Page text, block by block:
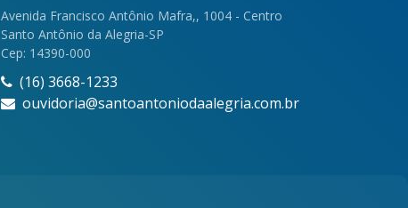
Avenida Francisco Antônio Mafra,, 1004 - Centro
Santo Antônio da Alegria-SP
Cep: 14390-000
(16) 3668-1233
ouvidoria@santoantoniodaalegria.com.br